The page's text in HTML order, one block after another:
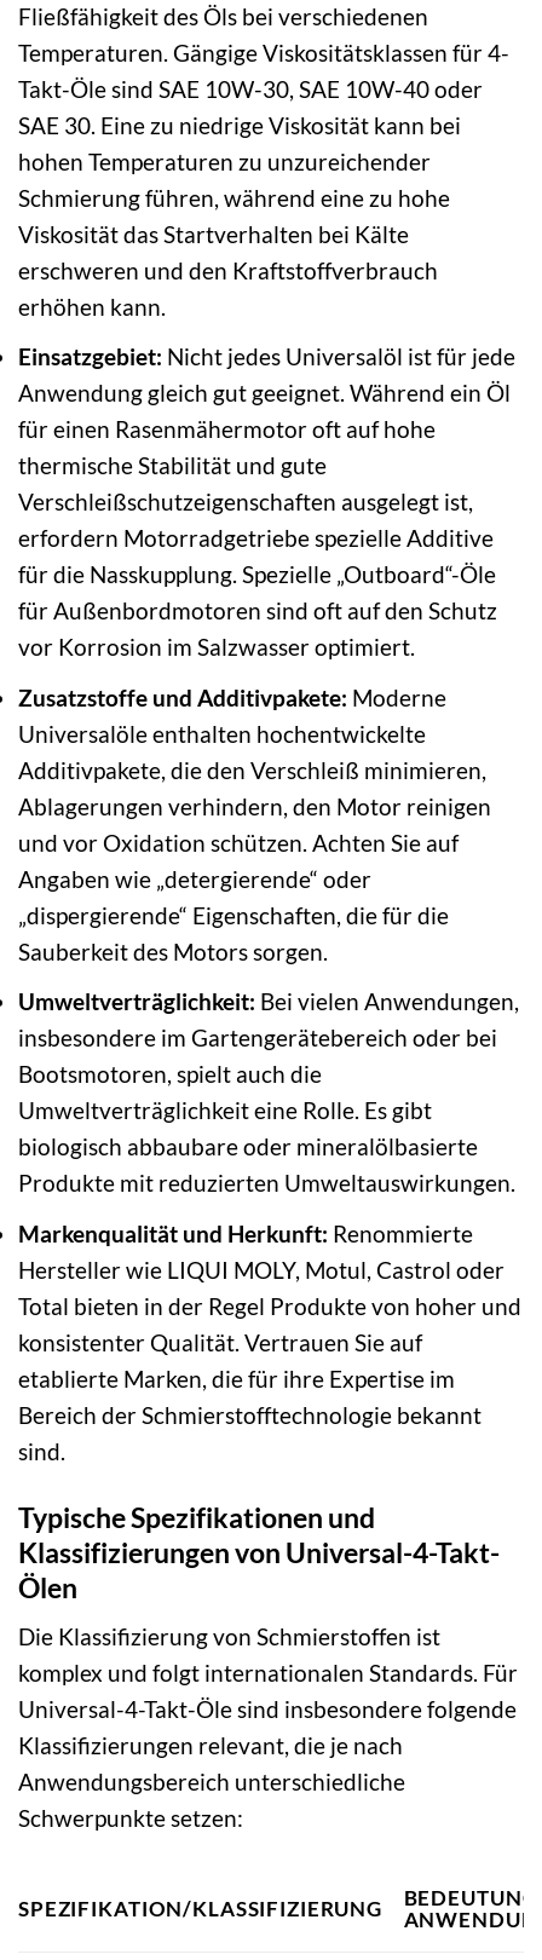
Fließfähigkeit des Öls bei verschiedenen
Temperaturen. Gängige Viskositätsklassen für 4-
Takt-Öle sind SAE 10W-30, SAE 10W-40 oder
SAE 30. Eine zu niedrige Viskosität kann bei
hohen Temperaturen zu unzureichender
Schmierung führen, während eine zu hohe
Viskosität das Startverhalten bei Kälte
erschweren und den Kraftstoffverbrauch
erhöhen kann.
Einsatzgebiet: Nicht jedes Universalöl ist für jede
Anwendung gleich gut geeignet. Während ein Öl
für einen Rasenmähermotor oft auf hohe
thermische Stabilität und gute
Verschleißschutzeigenschaften ausgelegt ist,
erfordern Motorradgetriebe spezielle Additive
für die Nasskupplung. Spezielle „Outboard“-Öle
für Außenbordmotoren sind oft auf den Schutz
vor Korrosion im Salzwasser optimiert.
Zusatzstoffe und Additivpakete: Moderne
Universalöle enthalten hochentwickelte
Additivpakete, die den Verschleiß minimieren,
Ablagerungen verhindern, den Motor reinigen
und vor Oxidation schützen. Achten Sie auf
Angaben wie „detergierende“ oder
„dispergierende“ Eigenschaften, die für die
Sauberkeit des Motors sorgen.
Umweltverträglichkeit: Bei vielen Anwendungen,
insbesondere im Gartengerätebereich oder bei
Bootsmotoren, spielt auch die
Umweltverträglichkeit eine Rolle. Es gibt
biologisch abbaubare oder mineralölbasierte
Produkte mit reduzierten Umweltauswirkungen.
Markenqualität und Herkunft: Renommierte
Hersteller wie LIQUI MOLY, Motul, Castrol oder
Total bieten in der Regel Produkte von hoher und
konsistenter Qualität. Vertrauen Sie auf
etablierte Marken, die für ihre Expertise im
Bereich der Schmierstofftechnologie bekannt
sind.
Typische Spezifikationen und
Klassifizierungen von Universal-4-Takt-
Ölen
Die Klassifizierung von Schmierstoffen ist
komplex und folgt internationalen Standards. Für
Universal-4-Takt-Öle sind insbesondere folgende
Klassifizierungen relevant, die je nach
Anwendungsbereich unterschiedliche
Schwerpunkte setzen:
SPEZIFIKATION/KLASSIFIZIERUNG